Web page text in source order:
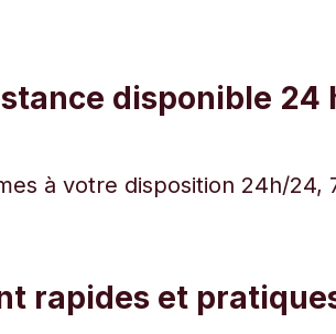
disponible 24
à votre disposition 24h/24,
rapides et